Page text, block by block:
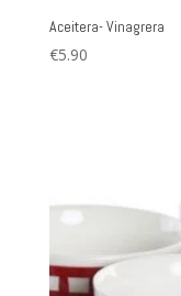
Aceitera- Vinagrera
€5.90